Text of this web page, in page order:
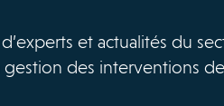
et actualités du
des interventions